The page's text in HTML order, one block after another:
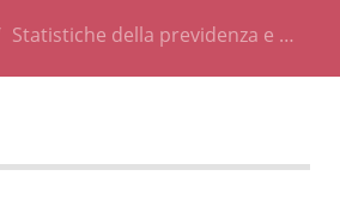
Statistiche della previdenza e …